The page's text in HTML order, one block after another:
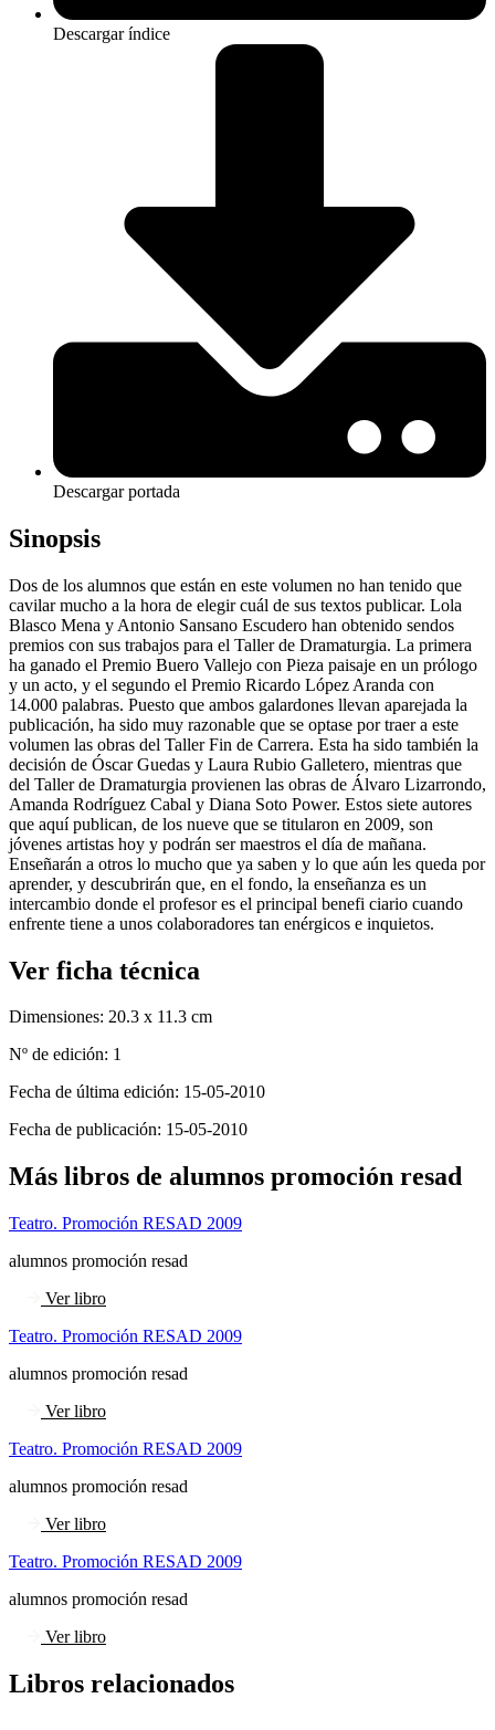
Descargar índice
Descargar portada
Sinopsis
Dos de los alumnos que están en este volumen no han tenido que
cavilar mucho a la hora de elegir cuál de sus textos publicar. Lola
Blasco Mena y Antonio Sansano Escudero han obtenido sendos
premios con sus trabajos para el Taller de Dramaturgia. La primera
ha ganado el Premio Buero Vallejo con Pieza paisaje en un prólogo
y un acto, y el segundo el Premio Ricardo López Aranda con
14.000 palabras. Puesto que ambos galardones llevan aparejada la
publicación, ha sido muy razonable que se optase por traer a este
volumen las obras del Taller Fin de Carrera. Esta ha sido también la
decisión de Óscar Guedas y Laura Rubio Galletero, mientras que
del Taller de Dramaturgia provienen las obras de Álvaro Lizarrondo,
Amanda Rodríguez Cabal y Diana Soto Power. Estos siete autores
que aquí publican, de los nueve que se titularon en 2009, son
jóvenes artistas hoy y podrán ser maestros el día de mañana.
Enseñarán a otros lo mucho que ya saben y lo que aún les queda por
aprender, y descubrirán que, en el fondo, la enseñanza es un
intercambio donde el profesor es el principal benefi ciario cuando
enfrente tiene a unos colaboradores tan enérgicos e inquietos.
Ver ficha técnica
Dimensiones: 20.3 x 11.3 cm
Nº de edición: 1
Fecha de última edición: 15-05-2010
Fecha de publicación: 15-05-2010
Más libros de alumnos promoción resad
Teatro. Promoción RESAD 2009
alumnos promoción resad
Ver libro
Teatro. Promoción RESAD 2009
alumnos promoción resad
Ver libro
Teatro. Promoción RESAD 2009
alumnos promoción resad
Ver libro
Teatro. Promoción RESAD 2009
alumnos promoción resad
Ver libro
Libros relacionados